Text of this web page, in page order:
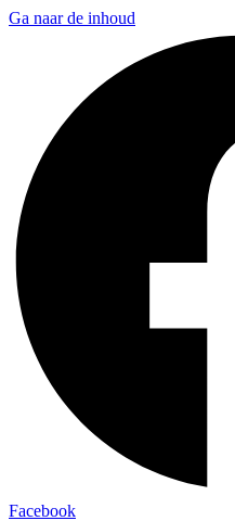
Ga naar de inhoud
Facebook